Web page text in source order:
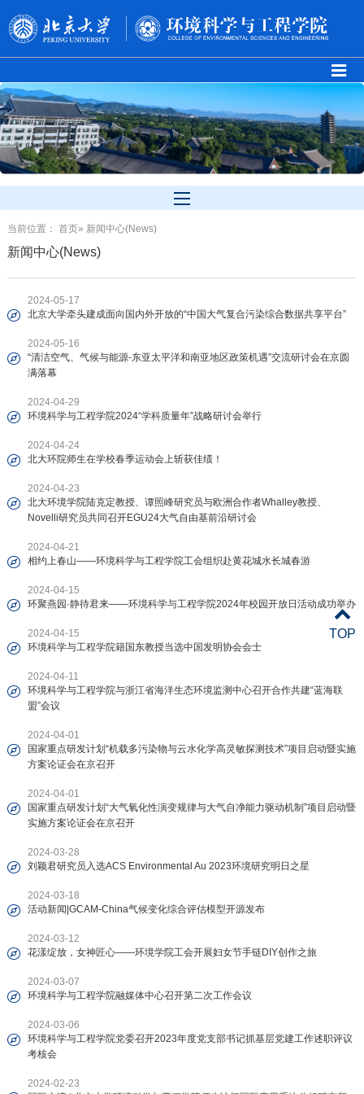
当前位置： 首页» 新闻中心(News)
新闻中心(News)
2024-05-17
北京大学牵头建成面向国内外开放的“中国大气复合污染综合数据共享平台”
2024-05-16
“清洁空气、气候与能源-东亚太平洋和南亚地区政策机遇”交流研讨会在京圆
满落幕
2024-04-29
环境科学与工程学院2024“学科质量年”战略研讨会举行
2024-04-24
北大环院师生在学校春季运动会上斩获佳绩！
2024-04-23
北大环境学院陆克定教授、谭照峰研究员与欧洲合作者Whalley教授、
Novelli研究员共同召开EGU24大气自由基前沿研讨会
2024-04-21
相约上春山——环境科学与工程学院工会组织赴黄花城水长城春游
2024-04-15
环聚燕园·静待君来——环境科学与工程学院2024年校园开放日活动成功举办
2024-04-15
环境科学与工程学院籍国东教授当选中国发明协会会士
2024-04-11
环境科学与工程学院与浙江省海洋生态环境监测中心召开合作共建“蓝海联
盟”会议
2024-04-01
国家重点研发计划“机载多污染物与云水化学高灵敏探测技术”项目启动暨实施
方案论证会在京召开
2024-04-01
国家重点研发计划“大气氧化性演变规律与大气自净能力驱动机制”项目启动暨
实施方案论证会在京召开
2024-03-28
刘颖君研究员入选ACS Environmental Au 2023环境研究明日之星
2024-03-18
活动新闻|GCAM-China气候变化综合评估模型开源发布
2024-03-12
花漾绽放，女神匠心——环境学院工会开展妇女节手链DIY创作之旅
2024-03-07
环境科学与工程学院融媒体中心召开第二次工作会议
2024-03-06
环境科学与工程学院党委召开2023年度党支部书记抓基层党建工作述职评议
考核会
2024-02-23
TOP